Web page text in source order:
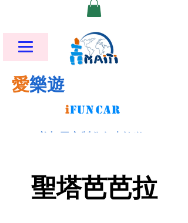
愛樂遊
iFUNCAR
​聖塔芭芭拉